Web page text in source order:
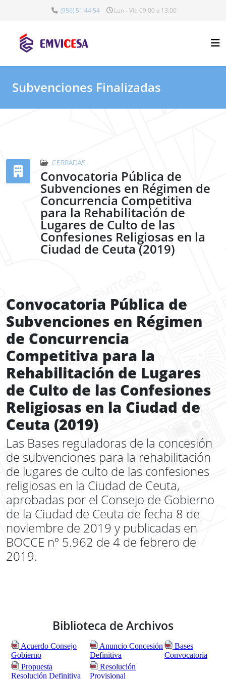
(956) 51 44 54 Lun - Vie 09:00 a 13:00
Subvenciones Finalizadas
CERRADAS
Convocatoria Pública de
Subvenciones en Régimen de
Concurrencia Competitiva
para la Rehabilitación de
Lugares de Culto de las
Confesiones Religiosas en la
Ciudad de Ceuta (2019)
Convocatoria Pública de
Subvenciones en Régimen
de Concurrencia
Competitiva para la
Rehabilitación de Lugares
de Culto de las Confesiones
Religiosas en la Ciudad de
Ceuta (2019)
Las Bases reguladoras de la concesión
de subvenciones para la rehabilitación
de lugares de culto de las confesiones
religiosas en la Ciudad de Ceuta,
aprobadas por el Consejo de Gobierno
de la Ciudad de Ceuta de fecha 8 de
noviembre de 2019 y publicadas en
BOCCE nº 5.962 de 4 de febrero de
2019.
Biblioteca de Archivos